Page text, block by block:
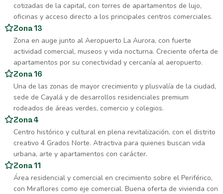
cotizadas de la capital, con torres de apartamentos de lujo,
oficinas y acceso directo a los principales centros comerciales.
Zona 13
Zona en auge junto al Aeropuerto La Aurora, con fuerte
actividad comercial, museos y vida nocturna. Creciente oferta de
apartamentos por su conectividad y cercanía al aeropuerto.
Zona 16
Una de las zonas de mayor crecimiento y plusvalía de la ciudad,
sede de Cayalá y de desarrollos residenciales premium
rodeados de áreas verdes, comercio y colegios.
Zona 4
Centro histórico y cultural en plena revitalización, con el distrito
creativo 4 Grados Norte. Atractiva para quienes buscan vida
urbana, arte y apartamentos con carácter.
Zona 11
Área residencial y comercial en crecimiento sobre el Periférico,
con Miraflores como eje comercial. Buena oferta de vivienda con